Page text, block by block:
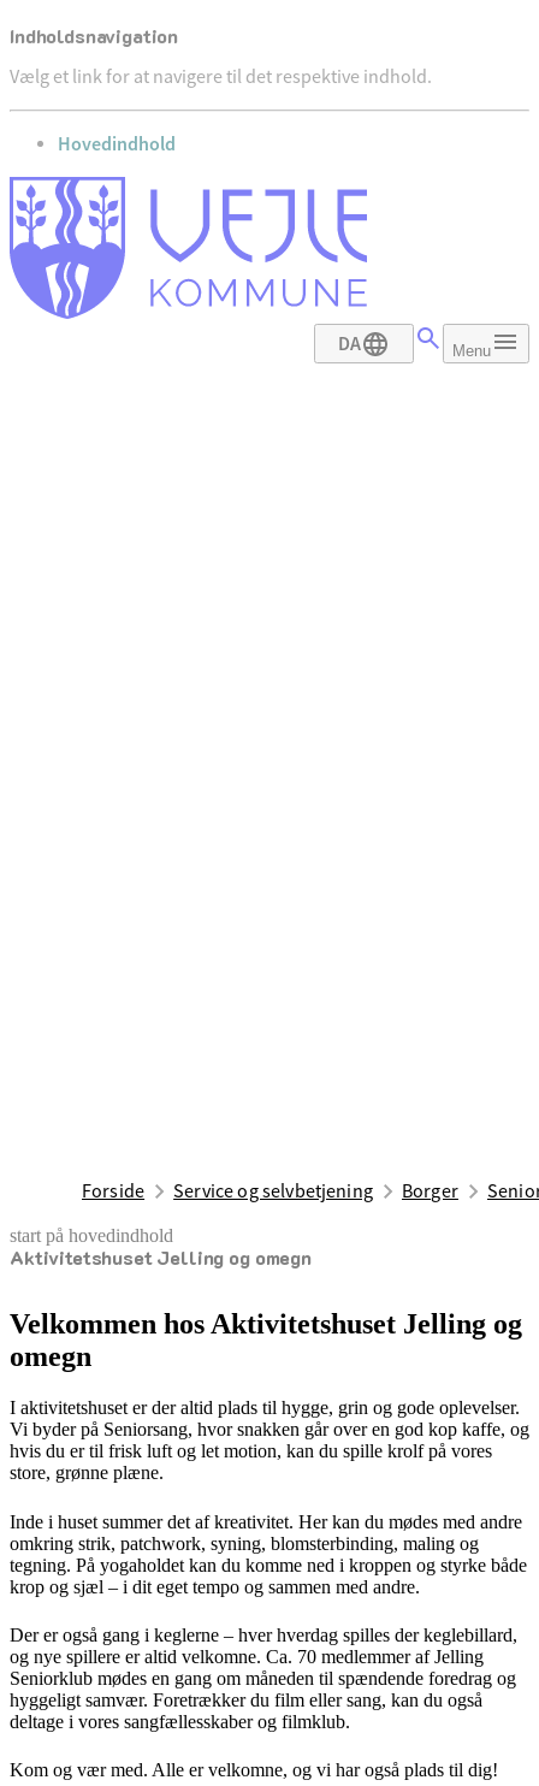
Indholdsnavigation
Vælg et link for at navigere til det respektive indhold.
gå til
Hovedindhold
DA Menu
Forside Service og selvbetjening Borger
start på hovedindhold
Aktivitetshuset Jelling og omegn
senest opdateret 21. maj 2026
Velkommen hos Aktivitetshuset Jelling og
omegn
I aktivitetshuset er der altid plads til hygge, grin og gode oplevelser.
Vi byder på Seniorsang, hvor snakken går over en god kop kaffe, og
hvis du er til frisk luft og let motion, kan du spille krolf på vores
store, grønne plæne.
Inde i huset summer det af kreativitet. Her kan du mødes med andre
omkring strik, patchwork, syning, blomsterbinding, maling og
tegning. På yogaholdet kan du komme ned i kroppen og styrke både
krop og sjæl – i dit eget tempo og sammen med andre.
Der er også gang i keglerne – hver hverdag spilles der keglebillard,
og nye spillere er altid velkomne. Ca. 70 medlemmer af Jelling
Seniorklub mødes en gang om måneden til spændende foredrag og
hyggeligt samvær. Foretrækker du film eller sang, kan du også
deltage i vores sangfællesskaber og filmklub.
Kom og vær med. Alle er velkomne, og vi har også plads til dig!